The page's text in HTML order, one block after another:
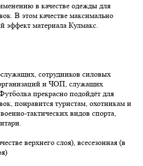
в качестве одежды для
В этом качестве максимально
эффект материала Кулмакс.
сотрудников силовых
и ЧОП, служащих
прекрасно подойдёт для
понравится туристам, охотникам и
тактических видов спорта,
верхнего слоя), всесезонная (в